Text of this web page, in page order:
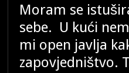
Moram se
sebe. U kući
mi open javlja
zapovjedništvo.